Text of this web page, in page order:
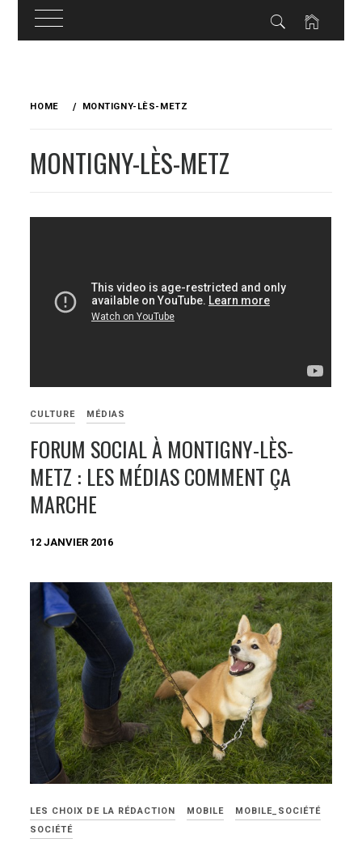
HOME MONTIGNY-LÈS-METZ
MONTIGNY-LÈS-METZ
CULTURE MÉDIAS
FORUM SOCIAL À MONTIGNY-LÈS-
METZ : LES MÉDIAS COMMENT ÇA
MARCHE
12 JANVIER 2016
LES CHOIX DE LA RÉDACTION MOBILE
MOBILE_SOCIÉTÉ
SOCIÉTÉ